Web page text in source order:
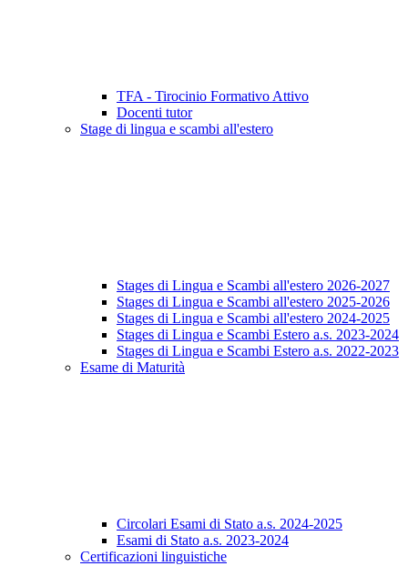
TFA - Tirocinio Formativo Attivo
Docenti tutor
Stage di lingua e scambi all'estero
Stages di Lingua e Scambi all'estero 2026-2027
Stages di Lingua e Scambi all'estero 2025-2026
Stages di Lingua e Scambi all'estero 2024-2025
Stages di Lingua e Scambi Estero a.s. 2023-2024
Stages di Lingua e Scambi Estero a.s. 2022-2023
Esame di Maturità
Circolari Esami di Stato a.s. 2024-2025
Esami di Stato a.s. 2023-2024
Certificazioni linguistiche